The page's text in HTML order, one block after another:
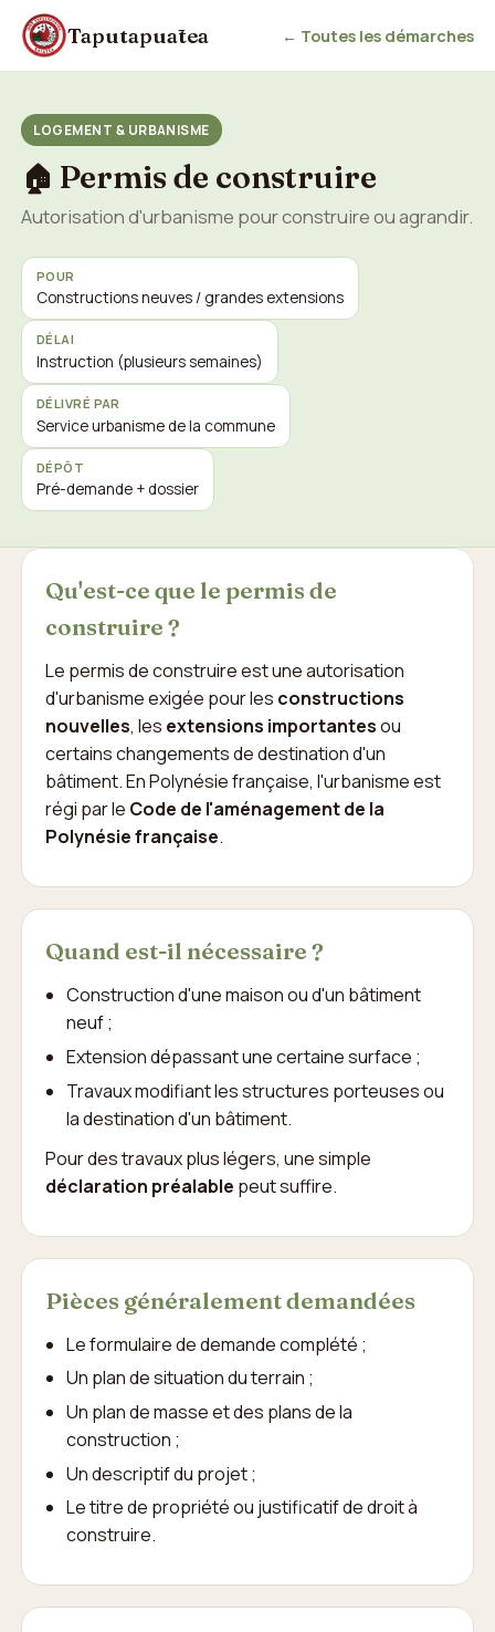
Taputapuātea ← Toutes les démarches
LOGEMENT & URBANISME
🏠 Permis de construire
Autorisation d'urbanisme pour construire ou agrandir.
POUR
Constructions neuves / grandes extensions
DÉLAI
Instruction (plusieurs semaines)
DÉLIVRÉ PAR
Service urbanisme de la commune
DÉPÔT
Pré-demande + dossier
Qu'est-ce que le permis de
construire ?
Le permis de construire est une autorisation
d'urbanisme exigée pour les constructions
nouvelles, les extensions importantesou
certains changements de destination d'un
bâtiment. En Polynésie française, l'urbanisme est
régi par le Code de l'aménagement de la
Polynésie française.
Quand est-il nécessaire ?
Construction d'une maison ou d'un bâtiment
neuf ;
Extension dépassant une certaine surface ;
Travaux modifiant les structures porteuses ou
la destination d'un bâtiment.
Pour des travaux plus légers, une simple
déclaration préalable peut suffire.
Pièces généralement demandées
Le formulaire de demande complété ;
Un plan de situation du terrain ;
Un plan de masse et des plans de la
construction ;
Un descriptif du projet ;
Le titre de propriété ou justificatif de droit à
construire.